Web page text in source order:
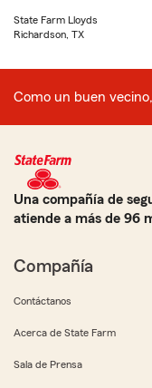
State Farm Lloyds
Richardson, TX
Como un buen
Una compañía de
atiende a más de 96
Compañía
Contáctanos
Acerca de State Farm
Sala de Prensa